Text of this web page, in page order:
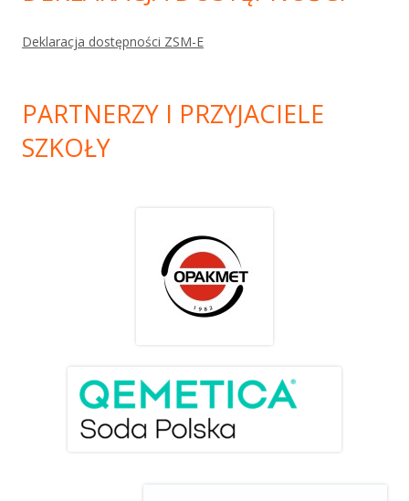
Deklaracja dostępności ZSM-E
PARTNERZY I PRZYJACIELE
SZKOŁY